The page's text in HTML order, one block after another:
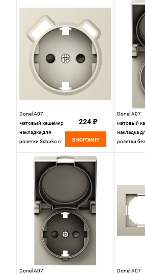
Donel A07
матовый кашемир
накладка для
розетки Schuko с
устройством USB
A+C, со шторками
16A 250 В~,серия
DB, DE22935
224 ₽
В КОРЗИНУ
Donel A07
матовый
накладка
розетки без
Donel A07
Donel A07